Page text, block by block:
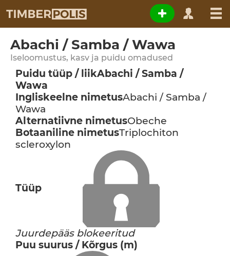
Abachi / Samba / Wawa
Iseloomustus, kasv ja puidu omadused
Puidu tüüp / liikAbachi / Samba /
Wawa
Ingliskeelne nimetusAbachi / Samba /
Wawa
Alternatiivne nimetusObeche
Botaaniline nimetusTriplochiton
scleroxylon
Tüüp
Juurdepääs blokeeritud
Puu suurus / Kõrgus (m)